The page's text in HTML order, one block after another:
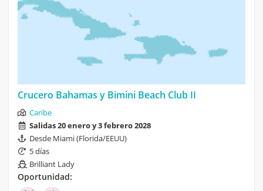
Crucero Bahamas y Bimini Beach Club II
Caribe
Salidas 20 enero y 3 febrero 2028
Desde Miami (Florida/EEUU)
5 días
Brilliant Lady
Oportunidad: